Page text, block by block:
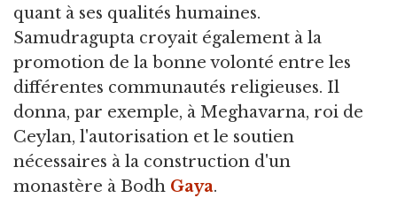
quant à ses qualités humaines.
Samudragupta croyait également à la
promotion de la bonne volonté entre les
différentes communautés religieuses. Il
donna, par exemple, à Meghavarna, roi de
Ceylan, l'autorisation et le soutien
nécessaires à la construction d'un
monastère à Bodh Gaya.